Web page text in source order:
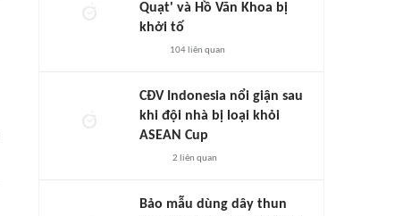
Quạt' và Hồ Văn Khoa bị
khởi tố
104liên quan
CĐV Indonesia nổi giận sau
khi đội nhà bị loại khỏi
ASEAN Cup
2 liên quan
Bảo mẫu dùng dây thun